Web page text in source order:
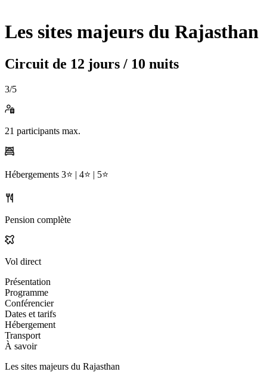
Les sites majeurs du Rajasthan
Circuit de 12 jours / 10 nuits
3/5
21 participants max.
Hébergements 3⭐️ | 4⭐️ | 5⭐️
Pension complète
Vol direct
Présentation
Programme
Conférencier
Dates et tarifs
Hébergement
Transport
À savoir
Les sites majeurs du Rajasthan